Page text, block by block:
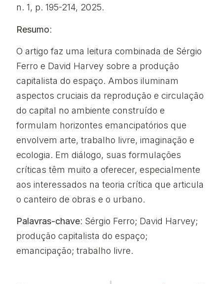
n. 1, p. 195-214, 2025.
Resumo:
O artigo faz uma leitura combinada de Sérgio
Ferro e David Harvey sobre a produção
capitalista do espaço. Ambos iluminam
aspectos cruciais da reprodução e circulação
do capital no ambiente construído e
formulam horizontes emancipatórios que
envolvem arte, trabalho livre, imaginação e
ecologia. Em diálogo, suas formulações
críticas têm muito a oferecer, especialmente
aos interessados na teoria crítica que articula
o canteiro de obras e o urbano.
Palavras-chave: Sérgio Ferro; David Harvey;
produção capitalista do espaço;
emancipação; trabalho livre.